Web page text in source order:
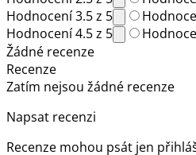
Hodnocení 3.5 z 5
Hodnocení 4.5 z 5
Žádné recenze
Recenze
Zatím nejsou žádné recenze
Napsat recenzi
Recenze mohou psát jen